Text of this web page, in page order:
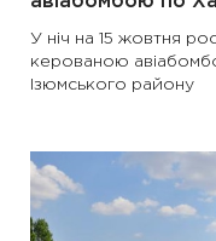
У ніч на 15 жовтня
керованою
Ізюмського району